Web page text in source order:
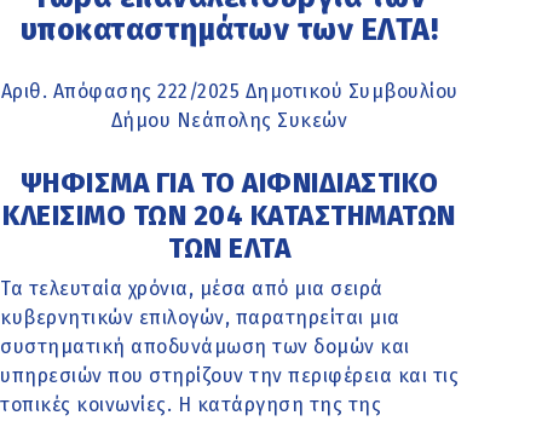
υποκαταστημάτων των ΕΛΤΑ!
Αριθ. Απόφασης 222/2025 Δημοτικού Συμβουλίου
Δήμου Νεάπολης Συκεών
ΨΗΦΙΣΜΑ ΓΙΑ ΤΟ ΑΙΦΝΙΔΙΑΣΤΙΚΟ
ΚΛΕΙΣΙΜΟ ΤΩΝ 204 ΚΑΤΑΣΤΗΜΑΤΩΝ
ΤΩΝ ΕΛΤΑ
Τα τελευταία χρόνια, μέσα από μια σειρά
κυβερνητικών επιλογών, παρατηρείται μια
συστηματική αποδυνάμωση των δομών και
υπηρεσιών που στηρίζουν την περιφέρεια και τις
τοπικές κοινωνίες. Η κατάργηση της της